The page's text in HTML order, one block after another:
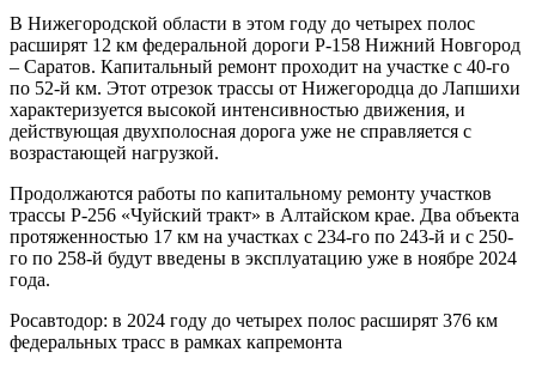
В Нижегородской области в этом году до четырех полос
расширят 12 км федеральной дороги Р-158 Нижний Новгород
– Саратов. Капитальный ремонт проходит на участке с 40-го
по 52-й км. Этот отрезок трассы от Нижегородца до Лапшихи
характеризуется высокой интенсивностью движения, и
действующая двухполосная дорога уже не справляется с
возрастающей нагрузкой.
Продолжаются работы по капитальному ремонту участков
трассы Р-256 «Чуйский тракт» в Алтайском крае. Два объекта
протяженностью 17 км на участках с 234-го по 243-й и с 250-
го по 258-й будут введены в эксплуатацию уже в ноябре 2024
года.
Росавтодор: в 2024 году до четырех полос расширят 376 км
федеральных трасс в рамках капремонта